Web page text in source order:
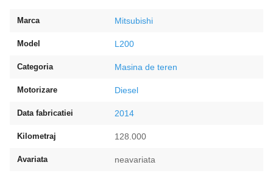
Marca Mitsubishi
Model L200
Categoria Masina de teren
Motorizare Diesel
Data fabricatiei 2014
Kilometraj 128.000
Avariata neavariata